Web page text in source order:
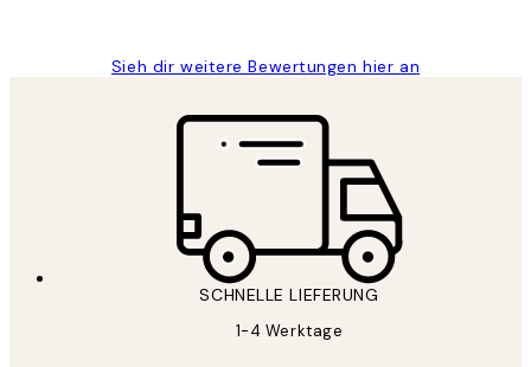
Sieh dir weitere Bewertungen hier an
SCHNELLE LIEFERUNG
1-4 Werktage